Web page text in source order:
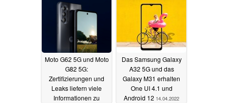
Moto G62 5G und Moto
G82 5G:
Zertifizierungen und
Leaks liefern viele
Informationen zu
Das Samsung Galaxy
A32 5G und das
Galaxy M31 erhalten
One UI 4.1 und
Android 12 14.04.2022